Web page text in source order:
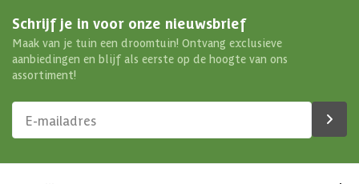
Schrijf je in voor onze nieuwsbrief
Maak van je tuin een droomtuin! Ontvang exclusieve
aanbiedingen en blijf als eerste op de hoogte van ons
assortiment!